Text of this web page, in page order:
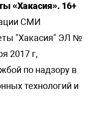
«Хакасия». 16+
СМИ
"Хакасия" ЭЛ №
2017 г,
по надзору в
технологий и